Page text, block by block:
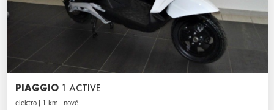
PIAGGIO 1 ACTIVE
elektro | 1 km | nové